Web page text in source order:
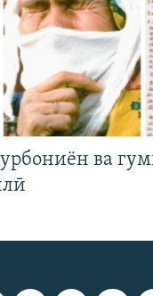
ва